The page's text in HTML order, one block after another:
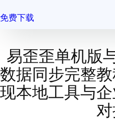
免费下载
易歪歪单机版
数据同步完整
现本地工具与